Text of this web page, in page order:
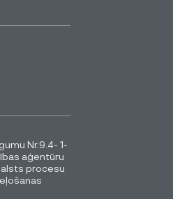
Nr.9.4- 1-
aģentūru
procesu